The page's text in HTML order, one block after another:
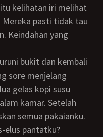
kelihatan iri melihat
Mereka pasti tidak tau
Keindahan yang
sore menjelang
gelas kopi susu
kamar. Setelah
semua pakaianku.
elus pantatku?